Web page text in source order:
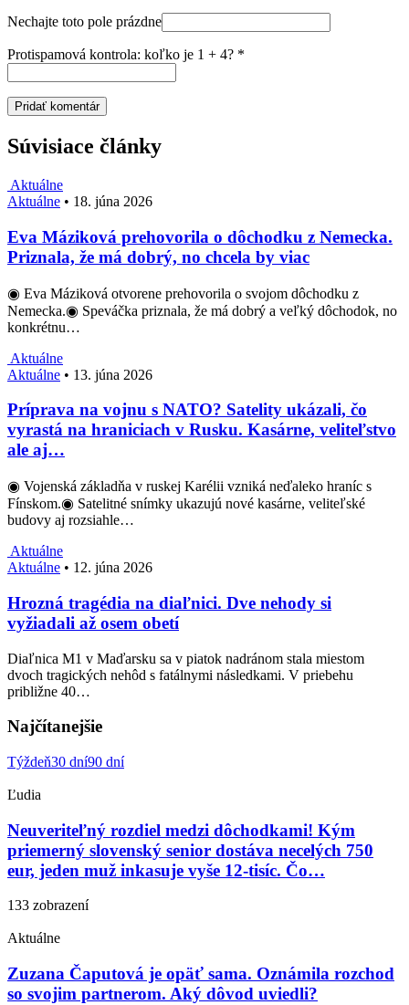
Nechajte toto pole prázdne
Protispamová kontrola: koľko je 1 + 4? *
Súvisiace články
Aktuálne
Aktuálne • 18. júna 2026
Eva Máziková prehovorila o dôchodku z Nemecka.
Priznala, že má dobrý, no chcela by viac
◉ Eva Máziková otvorene prehovorila o svojom dôchodku z
Nemecka.◉ Speváčka priznala, že má dobrý a veľký dôchodok, no
konkrétnu…
Aktuálne
Aktuálne • 13. júna 2026
Príprava na vojnu s NATO? Satelity ukázali, čo
vyrastá na hraniciach v Rusku. Kasárne, veliteľstvo
ale aj…
◉ Vojenská základňa v ruskej Karélii vzniká neďaleko hraníc s
Fínskom.◉ Satelitné snímky ukazujú nové kasárne, veliteľské
budovy aj rozsiahle…
Aktuálne
Aktuálne • 12. júna 2026
Hrozná tragédia na diaľnici. Dve nehody si
vyžiadali až osem obetí
Diaľnica M1 v Maďarsku sa v piatok nadránom stala miestom
dvoch tragických nehôd s fatálnymi následkami. V priebehu
približne 40…
Najčítanejšie
Týždeň30 dní90 dní
Ľudia
Neuveriteľný rozdiel medzi dôchodkami! Kým
priemerný slovenský senior dostáva necelých 750
eur, jeden muž inkasuje vyše 12-tisíc. Čo…
133 zobrazení
Aktuálne
Zuzana Čaputová je opäť sama. Oznámila rozchod
so svojim partnerom. Aký dôvod uviedli?